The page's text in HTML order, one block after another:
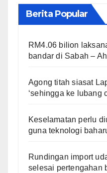
Berita Popular
RM4.06 bilion
bandar di Sabah –
Agong titah siasat
‘sehingga ke lubang
Keselamatan perlu
guna teknologi
Rundingan import
selesai pertengahan